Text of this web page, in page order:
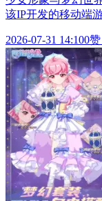
该IP开发的移动端
2026-07-31 14:100赞